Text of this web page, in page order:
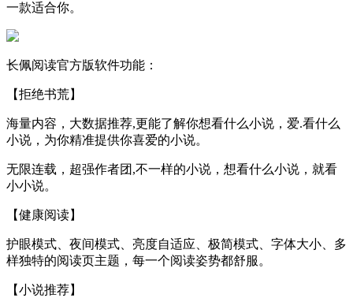
一款适合你。
长佩阅读官方版软件功能：
【拒绝书荒】
海量内容，大数据推荐,更能了解你想看什么小说，爱.看什么
小说，为你精准提供你喜爱的小说。
无限连载，超强作者团,不一样的小说，想看什么小说，就看
小小说。
【健康阅读】
护眼模式、夜间模式、亮度自适应、极简模式、字体大小、多
样独特的阅读页主题，每一个阅读姿势都舒服。
【小说推荐】